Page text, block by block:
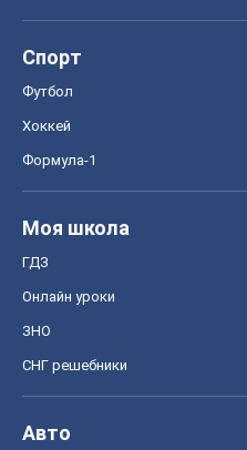
Спорт
Футбол
Хоккей
Формула-1
Моя школа
ГДЗ
Онлайн уроки
ЗНО
СНГ решебники
Авто